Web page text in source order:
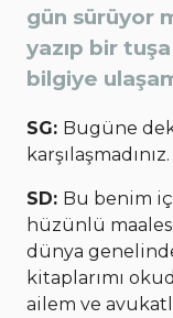
gün sürüyor
yazıp bir
bilgiye
SG: Bugüne
SD: Bu benim
hüzünlü
dünya
kitaplarımı
ailem ve